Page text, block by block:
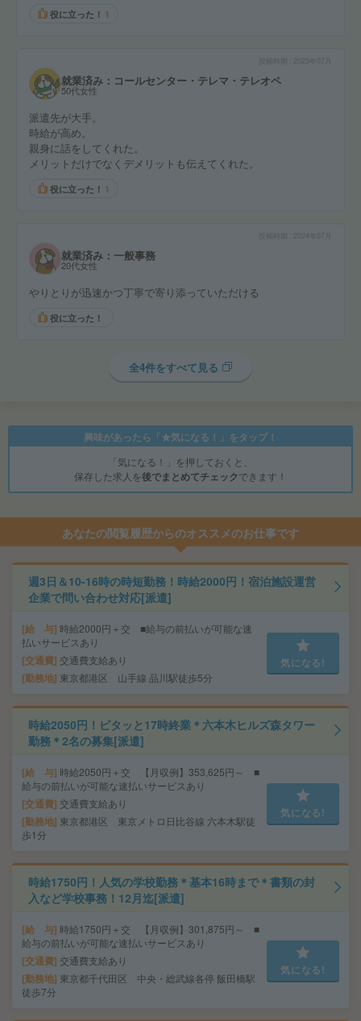
役に立った！ 1
就業済み：コールセンター・テレマ・テレオペ
50代女性
派遣先が大手。
時給が高め。
親身に話をしてくれた。
メリットだけでなくデメリットも伝えてくれた。
役に立った！ 1
2024年07月
就業済み：一般事務
20代女性
やりとりが迅速かつ丁寧で寄り添っていただける
役に立った！
全4件をすべて見る
興味があったら「★気になる！」をタップ！
「気になる！」を押しておくと、
保存した求人を後でまとめてチェックできます！
あなたの閲覧履歴からのオススメのお仕事です
週3日＆10-16時の時短勤務！時給2000円！宿泊施設運営
企業で問い合わせ対応[派遣]
給 与 時給2000円＋交 ■給与の前払いが可能な速
払いサービスあり
交通費 交通費支給あり
勤務地 東京都港区 山手線 品川駅徒歩5分
気になる!
時給2050円！ピタッと17時終業＊六本木ヒルズ森タワー
勤務＊2名の募集[派遣]
給 与 時給2050円＋交 【月収例】353,625円～ ■
給与の前払いが可能な速払いサービスあり
交通費 交通費支給あり
勤務地 東京都港区 東京メトロ日比谷線 六本木駅徒
歩1分
気になる!
時給1750円！人気の学校勤務＊基本16時まで＊書類の封
入など学校事務！12月迄[派遣]
給 与 時給1750円＋交 【月収例】301,875円～ ■
給与の前払いが可能な速払いサービスあり
交通費 交通費支給あり
勤務地 東京都千代田区 中央・総武線各停 飯田橋駅
徒歩7分
気になる!